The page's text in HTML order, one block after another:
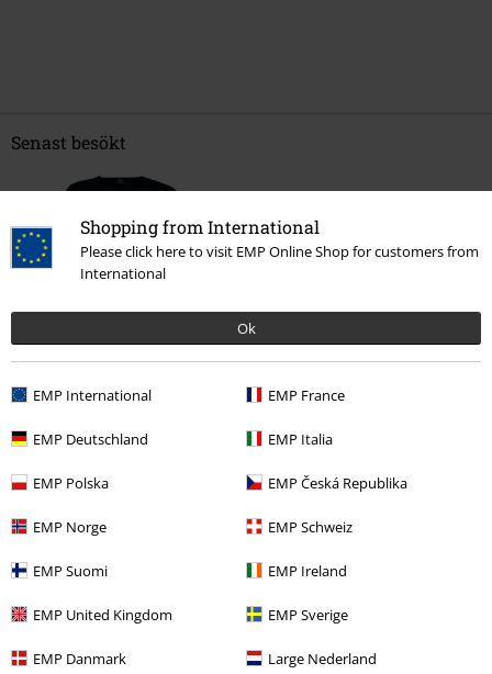
Shopping from International
Please click here to visit EMP Online Shop for customers from
International
Ok
EMP International EMP France
EMP Deutschland EMP Italia
EMP Polska EMP Česká Republika
EMP Norge EMP Schweiz
EMP Suomi EMP Ireland
EMP United Kingdom EMP Sverige
EMP Danmark Large Nederland
Senast besökt
389:-
More categories. More options.